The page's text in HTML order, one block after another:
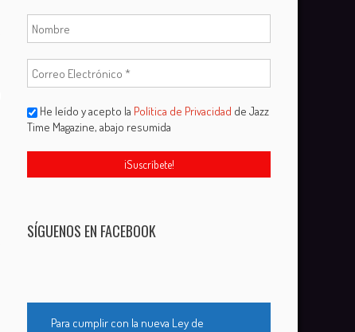
He leído y acepto la Política de Privacidad de Jazz
Time Magazine, abajo resumida
SÍGUENOS EN FACEBOOK
Para cumplir con la nueva Ley de